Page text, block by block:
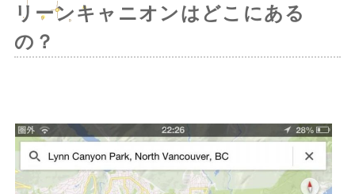
リーンキャニオンはどこにある
の？